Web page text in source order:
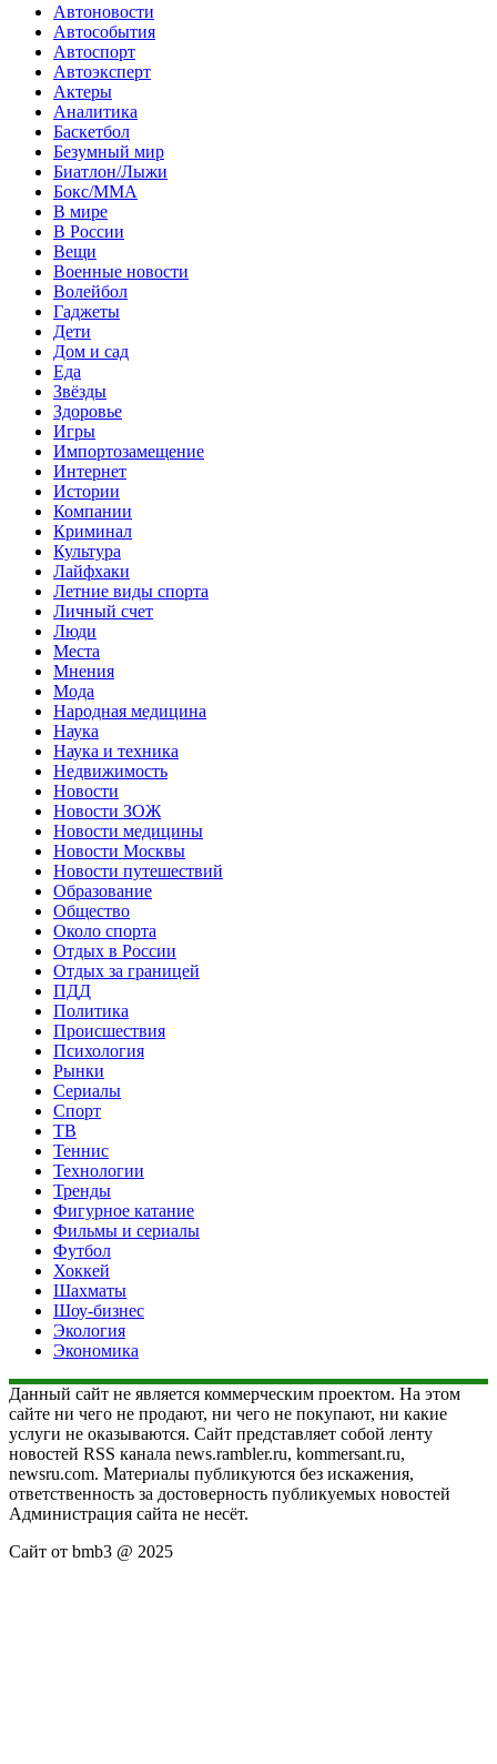
Автоновости
Автособытия
Автоспорт
Автоэксперт
Актеры
Аналитика
Баскетбол
Безумный мир
Биатлон/Лыжи
Бокс/MMA
В мире
В России
Вещи
Военные новости
Волейбол
Гаджеты
Дети
Дом и сад
Еда
Звёзды
Здоровье
Игры
Импортозамещение
Интернет
Истории
Компании
Криминал
Культура
Лайфхаки
Летние виды спорта
Личный счет
Люди
Места
Мнения
Мода
Народная медицина
Наука
Наука и техника
Недвижимость
Новости
Новости ЗОЖ
Новости медицины
Новости Москвы
Новости путешествий
Образование
Общество
Около спорта
Отдых в России
Отдых за границей
ПДД
Политика
Происшествия
Психология
Рынки
Сериалы
Спорт
ТВ
Теннис
Технологии
Тренды
Фигурное катание
Фильмы и сериалы
Футбол
Хоккей
Шахматы
Шоу-бизнес
Экология
Экономика
Данный сайт не является коммерческим проектом. На этом
сайте ни чего не продают, ни чего не покупают, ни какие
услуги не оказываются. Сайт представляет собой ленту
новостей RSS канала news.rambler.ru, kommersant.ru,
newsru.com. Материалы публикуются без искажения,
ответственность за достоверность публикуемых новостей
Администрация сайта не несёт.
Сайт от bmb3 @ 2025